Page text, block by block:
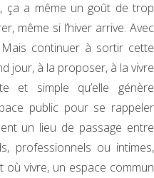
ça a même un goût de trop
même si l’hiver arrive. Avec
Mais continuer à sortir cette
jour, à la proposer, à la vivre
et simple qu’elle génère
public pour se rappeler
un lieu de passage entre
professionnels ou intimes,
où vivre, un espace commun